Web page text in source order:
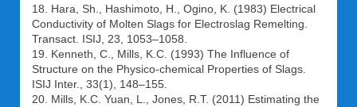
18. Hara, Sh., Hashimoto, H., Ogino, K. (1983) Electrical
Conductivity of Molten Slags for Electroslag Remelting.
Transact. ISIJ, 23, 1053–1058.
19. Kenneth, C., Mills, K.C. (1993) The Influence of
Structure on the Physico-chemical Properties of Slags.
ISIJ Inter., 33(1), 148–155.
20. Mills, K.C. Yuan, L., Jones, R.T. (2011) Estimating the